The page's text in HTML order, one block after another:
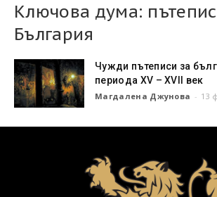
Ключова дума:
България
Чужди пътеписи за
периода XV – XVII век
Магдалена Джунова - 13